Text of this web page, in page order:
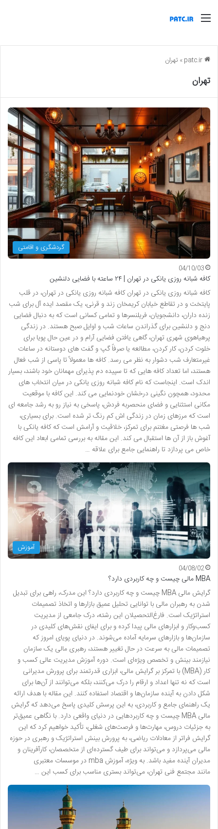
منو
» تهران
تهران
گردشگری و اقامتی
04/10/03
کافه شبانه روزی یانکی در تهران | ۲۴ ساعته با فضایی دلنشین
کافه شبانه روزی یانکی در تهران کافه شبانه روزی یانکی در تهران، در قلب
پایتخت و در تقاطع خیابان کریمخان زند و قرنی، یک مقصد ایده آل برای شب
زنده داران، دانشجویان، فریلنسرها و تمامی کسانی است که به دنبال فضایی
دنج و دلنشین برای گذراندن ساعات شب و اوایل صبح هستند. در زندگی
پرهیاهوی شهری تهران، گاهی یافتن فضایی آرام و در عین حال پویا برای
خلوت کردن، کار کردن، مطالعه یا صرفاً گپ و گفت های دوستانه در ساعات
غیرمتعارف شب دشوار به نظر می رسد. کافه ها معمولاً تا پاسی از شب فعال
هستند، اما تعداد کافه هایی که تا سپیده دم پذیرای مهمانان خود باشند، بسیار
اندک است. اینجاست که نام کافه شبانه روزی یانکی در میان انتخاب های
محدود، همچون نگینی درخشان خودنمایی می کند. این کافه با موقعیت
مکانی استثنایی و فضای منحصربه فردش، پاسخی به نیاز رو به رشد جامعه ای
است که مرزهای زمان در زندگی اش کم رنگ تر شده است. برای بسیاری،
شب ها فرصتی مغتنم برای تمرکز، خلاقیت و آرامش است که کافه یانکی با
آغوش باز از آن ها استقبال می کند. این مقاله به بررسی تمامی ابعاد این کافه
خاص می پردازد تا راهنمایی جامع برای علاقه …
آموزش
04/08/02
MBA مالی چیست و چه کاربردی دارد؟
گرایش مالی MBA چیست و چه کاربردی دارد؟ این مدرک، راهی برای تبدیل
شدن به رهبران مالی با توانایی تحلیل عمیق بازارها و اتخاذ تصمیمات
استراتژیک است. فارغ‌التحصیلان این رشته، درک جامعی از مدیریت
کسب‌وکار و ابزارهای مالی پیدا کرده و برای ایفای نقش‌های کلیدی در
سازمان‌ها و بازارهای سرمایه آماده می‌شوند. در دنیای پویای امروز که
تصمیمات مالی به سرعت در حال تغییر هستند، رهبری مالی یک سازمان
نیازمند بینش و تخصص ویژه‌ای است. دوره آموزش مدیریت عالی کسب و
کار (MBA) با تمرکز بر گرایش مالی، ابزاری قدرتمند برای پرورش مدیرانی
است که نه تنها اعداد و ارقام را درک می‌کنند، بلکه می‌توانند از آن‌ها برای
شکل دادن به آینده سازمان‌ها و اقتصاد استفاده کنند. این مقاله با هدف ارائه
یک راهنمای جامع و کاربردی، به این پرسش کلیدی پاسخ می‌دهد که گرایش
مالی MBA چیست و چه کاربردهایی در دنیای واقعی دارد. با نگاهی عمیق‌تر
به جزئیات دروس، مهارت‌ها و فرصت‌های شغلی، تأکید خواهیم کرد که این
گرایش فراتر از معادلات ریاضی، به پرورش بینش استراتژیک و رهبری در حوزه
مالی می‌پردازد و می‌تواند برای طیف گسترده‌ای از متخصصان، کارآفرینان و
مدیران آینده مفید باشد. به ویژه، آموزش mba در موسسات معتبری
مانند مجتمع فنی تهران، می‌تواند بستری مناسب برای کسب این …